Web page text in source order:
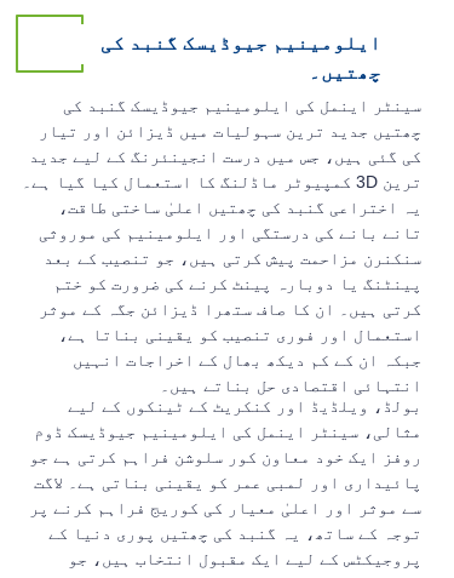
ایلومینیم جیوڈیسک گنبد کی
چھتیں۔
سینٹر اینمل کی ایلومینیم جیوڈیسک گنبد کی
چھتیں جدید ترین سہولیات میں ڈیزائن اور تیار
کی گئی ہیں، جس میں درست انجینئرنگ کے لیے جدید
ترین 3D کمپیوٹر ماڈلنگ کا استعمال کیا گیا ہے۔
یہ اختراعی گنبد کی چھتیں اعلیٰ ساختی طاقت،
تانے بانے کی درستگی اور ایلومینیم کی موروثی
سنکنرن مزاحمت پیش کرتی ہیں، جو تنصیب کے بعد
پینٹنگ یا دوبارہ پینٹ کرنے کی ضرورت کو ختم
کرتی ہیں۔ ان کا صاف ستھرا ڈیزائن جگہ کے موثر
استعمال اور فوری تنصیب کو یقینی بناتا ہے،
جبکہ ان کے کم دیکھ بھال کے اخراجات انہیں
انتہائی اقتصادی حل بناتے ہیں۔
بولڈ، ویلڈیڈ اور کنکریٹ کے ٹینکوں کے لیے
مثالی، سینٹر اینمل کی ایلومینیم جیوڈیسک ڈوم
روفز ایک خود معاون کور سلوشن فراہم کرتی ہے جو
پائیداری اور لمبی عمر کو یقینی بناتی ہے۔ لاگت
سے موثر اور اعلیٰ معیار کی کوریج فراہم کرنے پر
توجہ کے ساتھ، یہ گنبد کی چھتیں پوری دنیا کے
پروجیکٹس کے لیے ایک مقبول انتخاب ہیں، جو